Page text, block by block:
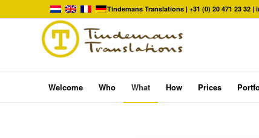
Tindemans Translations | +31 (0) 20 471 23 32 |
Welcome Who What How Prices